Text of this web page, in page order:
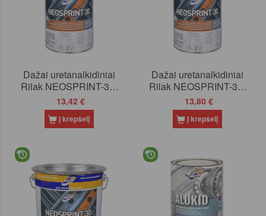
Dažai uretanalkidiniai
Rilak NEOSPRINT-30,
bazė C, 0.85 l
13,42 €
Į krepšelį
Dažai uretanalkidiniai
Rilak NEOSPRINT-30,
juodi, 0.9 l
13,80 €
Į krepšelį